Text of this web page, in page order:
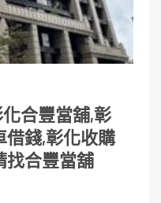
合豐當舖,彰
借錢,彰化收購
找合豐當舖